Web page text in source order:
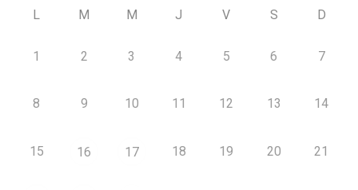
L M M J V S D
1 2 3 4 5 6 7
8 9 10 11 12 13 14
15 16 17 18 19 20 21